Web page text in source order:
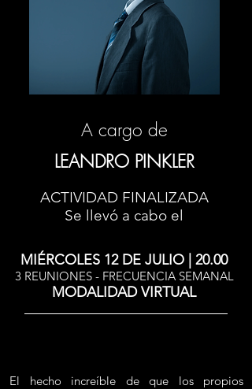
A cargo de
LEANDRO PINKLER
ACTIVIDAD FINALIZADA
Se llevó a cabo el
MIÉRCOLES 12 DE JULIO | 20.00
3 REUNIONES - FRECUENCIA SEMANAL
MODALIDAD VIRTUAL
El hecho increíble de que los propios